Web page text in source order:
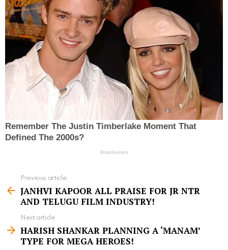
e
m
Previous article
JANHVI KAPOOR ALL PRAISE FOR JR NTR
AND TELUGU FILM INDUSTRY!
Next article
HARISH SHANKAR PLANNING A ‘MANAM’
TYPE FOR MEGA HEROES!